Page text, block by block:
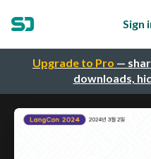
Upgrade to Pro —
downloads,
Sign